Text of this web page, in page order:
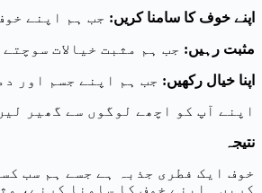
اپنے خوف کا سامنا کریں: جب ہم اپنے
مثبت رہیں: جب ہم مثبت خیالات
اپنا خیال رکھیں: جب ہم اپنے جسم اور
اپنے آپ کو اچھے لوگوں سے گھیر
نتیجہ
خوف ایک فطری جذبہ ہے جسے ہم سب
کریں۔ اپنے خوف کا سامنا کرنے،